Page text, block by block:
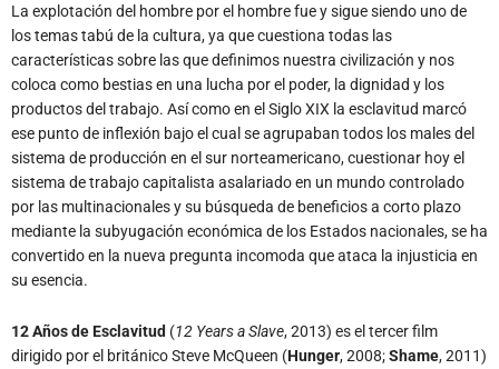
La explotación del hombre por el hombre fue y sigue siendo uno de
los temas tabú de la cultura, ya que cuestiona todas las
características sobre las que definimos nuestra civilización y nos
coloca como bestias en una lucha por el poder, la dignidad y los
productos del trabajo. Así como en el Siglo XIX la esclavitud marcó
ese punto de inflexión bajo el cual se agrupaban todos los males del
sistema de producción en el sur norteamericano, cuestionar hoy el
sistema de trabajo capitalista asalariado en un mundo controlado
por las multinacionales y su búsqueda de beneficios a corto plazo
mediante la subyugación económica de los Estados nacionales, se ha
convertido en la nueva pregunta incomoda que ataca la injusticia en
su esencia.
12 Años de Esclavitud (12 Years a Slave, 2013) es el tercer film
dirigido por el británico Steve McQueen (Hunger, 2008;Shame, 2011)